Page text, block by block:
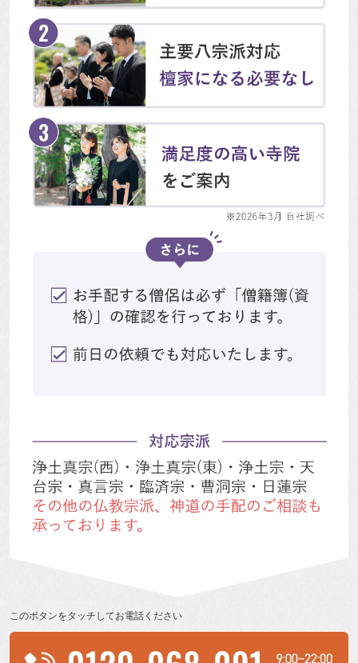
このボタンをタッチしてお電話ください